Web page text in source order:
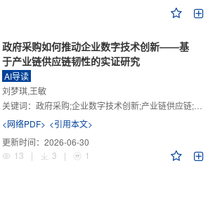
政府采购如何推动企业数字技术创新——基
于产业链供应链韧性的实证研究
AI导读
刘梦琪,王敏
关键词： 政府采购;企业数字技术创新;产业链供应链;产业链供应链韧性;需求侧财政政策
<网络PDF> <引用本文>
更新时间： 2026-06-30
13
| 3 | 1